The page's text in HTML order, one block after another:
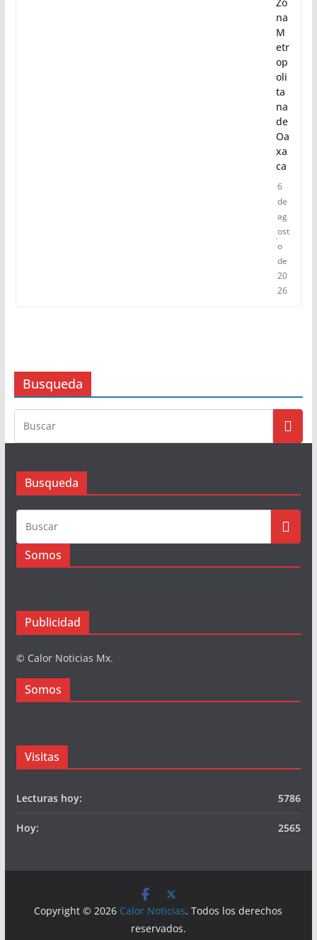
na
M
etr
op
oli
ta
na
de
Oa
xa
ca
6
de
ag
ost
o
de
20
26
Busqueda
Busqueda
Somos
Publicidad
© Calor Noticias Mx.
Somos
Visitas
5786
Lecturas hoy:
2565
Hoy:
Copyright © 2026 Calor Noticias. Todos los derechos
reservados.